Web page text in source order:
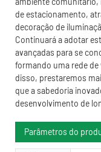
de estacionamento,
decoração de
Continuará a adotar
avançadas para se
formando uma rede
disso, prestaremos
que a sabedoria
desenvolvimento de
Parâmetros do